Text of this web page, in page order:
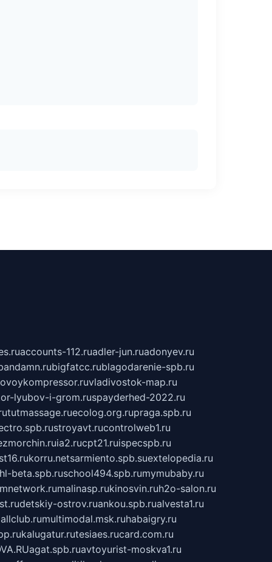
accounts-112.ruadler-jun.ruadonyev.ru
bigfatcc.rublagodarenie-spb.ru
vladivostok-map.ru
lyubov-i-grom.ruspayderhed-2022.ru
tutmassage.ruecolog.org.rupraga.spb.ru
stroyavt.rucontrolweb1.ru
ia2.rucpt21.ruispecspb.ru
korru.netsarmiento.spb.suextelopedia.ru
hl-beta.spb.ruschool494.spb.rumymubaby.ru
malinasp.rukinosvin.ruh2o-salon.ru
detskiy-ostrov.ruankou.spb.rualvesta1.ru
multimodal.msk.ruhabaigry.ru
kalugatur.rutesiaes.rucard.com.ru
agat.spb.ruavtoyurist-moskva1.ru